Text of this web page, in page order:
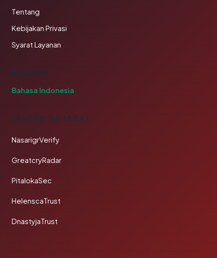
Tentang
Kebijakan Privasi
Syarat Layanan
BAHASA
Bahasa Indonesia
TAUTAN SAHABAT
NasarigrVerify
GreatcryRadar
PitalokaSec
HelenscaTrust
DnastyjaTrust